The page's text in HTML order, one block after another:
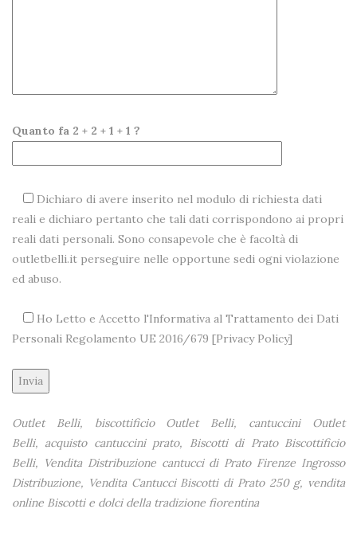
Quanto fa 2 + 2 + 1 + 1 ?
Dichiaro di avere inserito nel modulo di richiesta dati
reali e dichiaro pertanto che tali dati corrispondono ai propri
reali dati personali. Sono consapevole che è facoltà di
outletbelli.it perseguire nelle opportune sedi ogni violazione
ed abuso.
Ho Letto e Accetto l'Informativa al Trattamento dei Dati
Personali Regolamento UE 2016/679 [Privacy Policy]
Alternative:
Outlet Belli, biscottificio Outlet Belli, cantuccini Outlet
Belli, acquisto cantuccini prato, Biscotti di Prato Biscottificio
Belli, Vendita Distribuzione cantucci di Prato Firenze Ingrosso
Distribuzione, Vendita Cantucci Biscotti di Prato 250 g, vendita
online Biscotti e dolci della tradizione fiorentina